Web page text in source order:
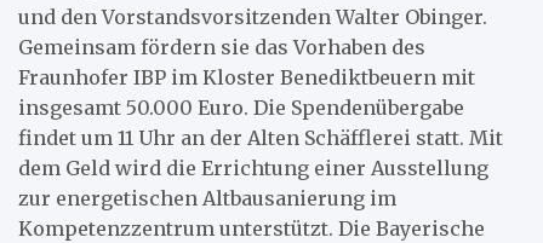
und den Vorstandsvorsitzenden Walter Obinger.
Gemeinsam fördern sie das Vorhaben des
Fraunhofer IBP im Kloster Benediktbeuern mit
insgesamt 50.000 Euro. Die Spendenübergabe
findet um 11 Uhr an der Alten Schäfflerei statt. Mit
dem Geld wird die Errichtung einer Ausstellung
zur energetischen Altbausanierung im
Kompetenzzentrum unterstützt. Die Bayerische